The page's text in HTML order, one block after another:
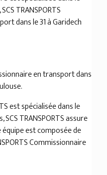
TRANSPORTS
dans le 31 à Garidech
en transport dans
est spécialisée dans le
TRANSPORTS assure
est composée de
Commissionnaire